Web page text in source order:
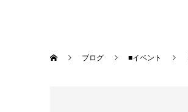
ブログ ■イベント